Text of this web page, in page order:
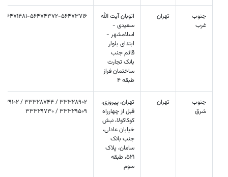
جنوب
غرب
تهران
اتوبان آیت الله
سعیدی -
اسلامشهر -
ابتدای بلوار
قائم جنب
بانک تجارت
ساختمان فراز
طبقه 4
56471481-56474372-56473716
جنوب
شرق
تهران
تهران، پیروزی،
قبل از چهارراه
کوکاکولا، نبش
خیابان عادلی،
جنب بانک
سامان، پلاک
521، طبقه
سوم
33329509 / 33329730